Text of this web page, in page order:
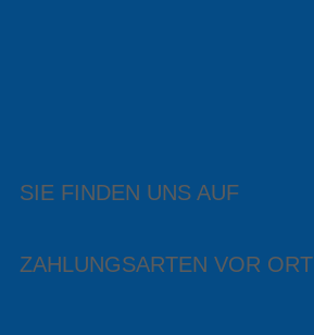
SIE FINDEN UNS AUF
ZAHLUNGSARTEN VOR ORT